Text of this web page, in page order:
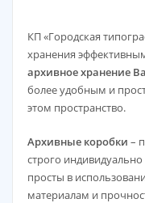
КП «Городская
хранения
архивное хранение
более удобным и
этом пространство.
Архивные коробки –
строго
просты в
материалам и